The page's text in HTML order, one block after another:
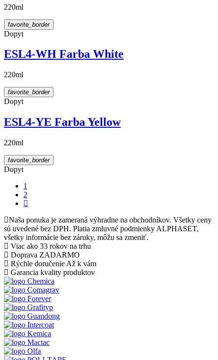
220ml
favorite_border
Dopyt
ESL4-WH Farba White
220ml
favorite_border
Dopyt
ESL4-YE Farba Yellow
220ml
favorite_border
Dopyt
1
2
Naša ponuka je zameraná výhradne na obchodníkov. Všetky ceny
sú uvedené bez DPH. Platia zmluvné podmienky ALPHASET,
všetky informácie bez záruky, môžu sa zmeniť.
Viac ako 33 rokov na trhu
Doprava ZADARMO
Rýchle doručenie Až k vám
Garancia kvality produktov